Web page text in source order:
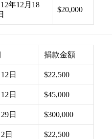
年12月18
$20,000
捐款金額
日 $22,500
日 $45,000
日 $300,000
日 $22,500